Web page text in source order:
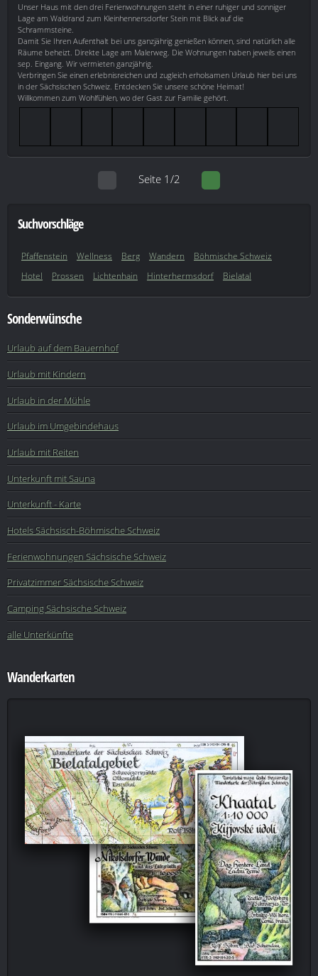
Unser Haus mit den drei Ferienwohnungen steht in einer ruhiger und sonniger
Lage am Waldrand zum Kleinhennersdorfer Stein mit Blick auf die
Schrammsteine.
Damit Sie Ihren Aufenthalt bei uns ganzjährig genießen können, sind natürlich alle
Räume beheizt. Direkte Lage am Malerweg. Die Wohnungen haben jeweils einen
sep. Eingang. Wir vermieten ganzjährig.
Verbringen Sie einen erlebnisreichen und zugleich erholsamen Urlaub hier bei uns
in der Sächsischen Schweiz. Entdecken Sie unsere schöne Heimat!
Willkommen zum Wohlfühlen, wo der Gast zur Familie gehört.
Seite 1/2
Suchvorschläge
Pfaffenstein Wellness Berg Wandern
Böhmische Schweiz
Hotel
Prossen Lichtenhain Hinterhermsdorf Bielatal
Sonderwünsche
Urlaub auf dem Bauernhof
Urlaub mit Kindern
Urlaub in der Mühle
Urlaub im Umgebindehaus
Urlaub mit Reiten
Unterkunft mit Sauna
Unterkunft - Karte
Hotels Sächsisch-Böhmische Schweiz
Ferienwohnungen Sächsische Schweiz
Privatzimmer Sächsische Schweiz
Camping Sächsische Schweiz
alle Unterkünfte
Wanderkarten